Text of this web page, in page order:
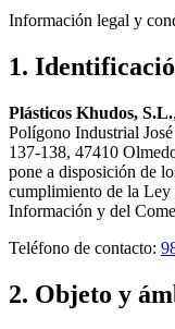
Información legal y
1.
Plásticos Khudos, S.L.
Polígono Industrial
137-138, 47410
pone a disposición de
cumplimiento de la Ley
Información y del
Teléfono de contacto:
2. Objeto y